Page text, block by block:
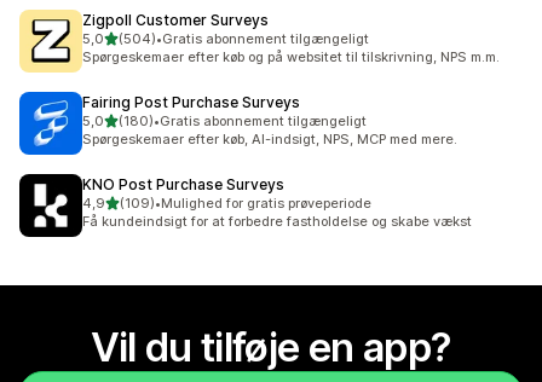
Zigpoll Customer Surveys
5,0ud af 5 stjerner
(504)
504 anmeldelser i alt
•Gratis abonnement tilgængeligt
Spørgeskemaer efter køb og på websitet til tilskrivning, NPS m.m.
Fairing Post Purchase Surveys
5,0ud af 5 stjerner
(180)
180 anmeldelser i alt
•Gratis abonnement tilgængeligt
Spørgeskemaer efter køb, AI-indsigt, NPS, MCP med mere.
KNO Post Purchase Surveys
4,9ud af 5 stjerner
(109)
109 anmeldelser i alt
•Mulighed for gratis prøveperiode
Få kundeindsigt for at forbedre fastholdelse og skabe vækst
Vil du tilføje en app?